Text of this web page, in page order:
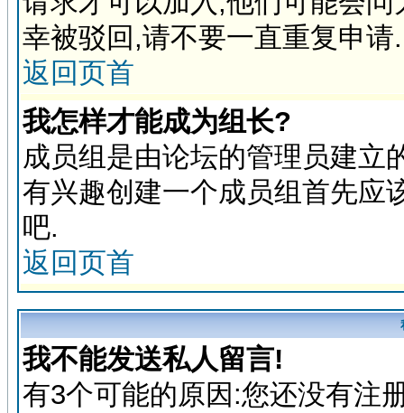
幸被驳回,请不要一直重复申请.
返回页首
我怎样才能成为组长?
成员组是由论坛的管理员建立
有兴趣创建一个成员组首先应
吧.
返回页首
我不能发送私人留言!
有3个可能的原因:您还没有注